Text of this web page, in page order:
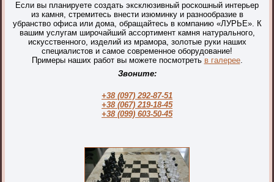
Если вы планируете создать эксклюзивный роскошный интерьер
из камня, стремитесь внести изюминку и разнообразие в
убранство офиса или дома, обращайтесь в компанию «ЛУРЬЕ». К
вашим услугам широчайший ассортимент камня натурального,
искусственного, изделий из мрамора, золотые руки наших
специалистов и самое современное оборудование!
Примеры наших работ вы можете посмотреть в галерее.
Звоните:
+38 (097) 292-87-51
+38 (067) 219-18-45
+38 (099) 603-50-45